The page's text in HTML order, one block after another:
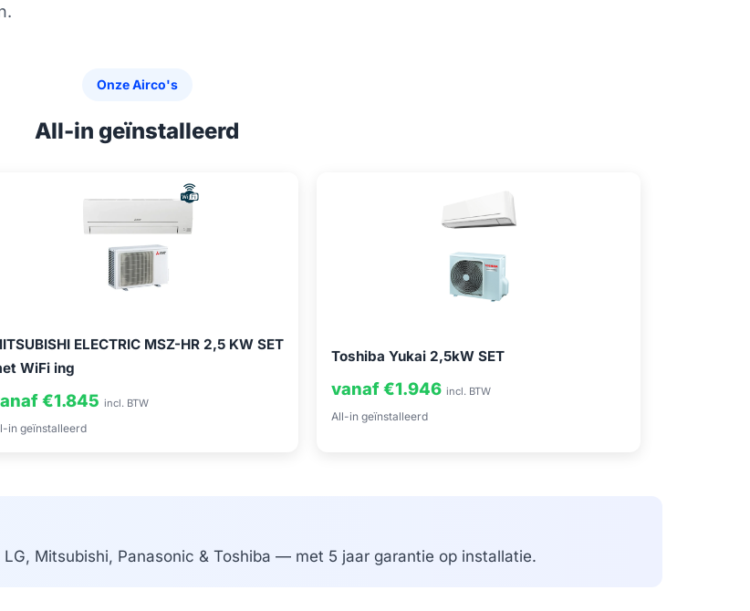
Onze Airco's
All-in geïnstalleerd
ELECTRIC MSZ-HR 2,5 KW SET
WiFi ing
€1.845 incl. BTW
in geïnstalleerd
Toshiba Yukai 2,5kW SET
vanaf €1.946 incl. BTW
All-in geïnstalleerd
LG, Mitsubishi, Panasonic & Toshiba — met 5 jaar garantie op installatie.